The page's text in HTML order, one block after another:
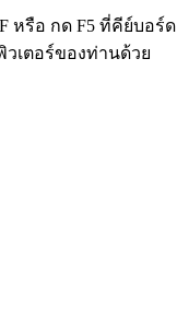
หรือ กด F5 ที่คีย์บอร์ด
เตอร์ของท่านด้วย